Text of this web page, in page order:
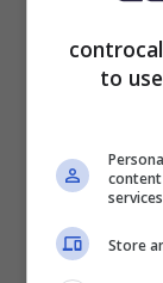
to
content
Store